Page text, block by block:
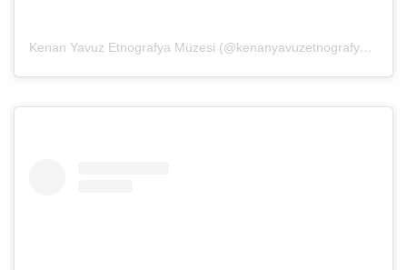
Kenan Yavuz Etnografya Müzesi (@kenanyavuzetnografya)’in paylaştığı bir gönderi